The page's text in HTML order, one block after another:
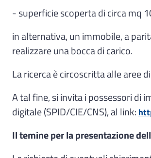
- superficie scoperta di circa mq
in alternativa, un immobile, a
realizzare una bocca di carico.
La ricerca è circoscritta alle aree
A tal fine, si invita i possessori di
digitale (SPID/CIE/CNS), al link:
Il temine per la presentazione